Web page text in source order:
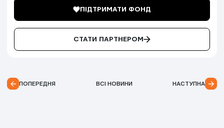
ПІДТРИМАТИ ФОНД
СТАТИ ПАРТНЕРОМ
ПОПЕРЕДНЯ ВСІ НОВИНИ НАСТУПНА